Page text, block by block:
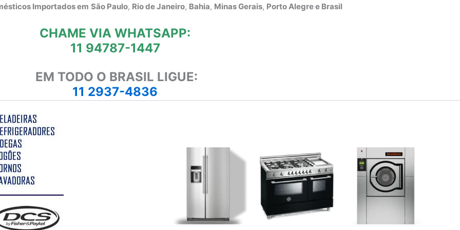
Importados em São Paulo, Rio de Janeiro, Bahia, Minas Gerais, Porto Alegre e Brasil
CHAME VIA WHATSAPP:
11 94787-1447
EM TODO O BRASIL LIGUE:
11 2937-4836